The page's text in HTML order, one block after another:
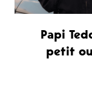
Papi
petit